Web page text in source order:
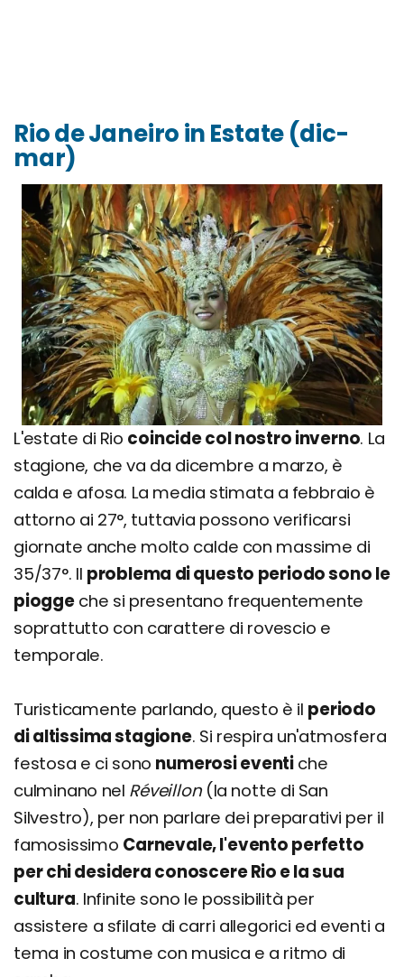
Rio de Janeiro in Estate (dic-
mar)
L'estate di Rio coincide col nostro inverno. La
stagione, che va da dicembre a marzo, è
calda e afosa. La media stimata a febbraio è
attorno ai 27°, tuttavia possono verificarsi
giornate anche molto calde con massime di
35/37°. Il problema di questo periodo sono le
pioggeche si presentano frequentemente
soprattutto con carattere di rovescio e
temporale.
Turisticamente parlando, questo è il periodo
di altissima stagione. Si respira un'atmosfera
festosa e ci sono numerosi eventiche
culminano nel Réveillon(la notte di San
Silvestro), per non parlare dei preparativi per il
famosissimo Carnevale, l'evento perfetto
per chi desidera conoscere Rio e la sua
cultura. Infinite sono le possibilità per
assistere a sfilate di carri allegorici ed eventi a
tema in costume con musica e a ritmo di